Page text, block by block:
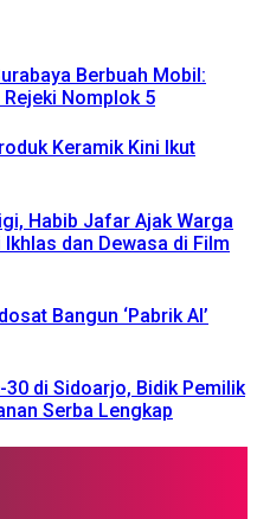
Berbuah Mobil:
Nomplok 5
Keramik Kini Ikut
Habib Jafar Ajak Warga
dan Dewasa di Film
Bangun ‘Pabrik AI’
di Sidoarjo, Bidik Pemilik
Serba Lengkap